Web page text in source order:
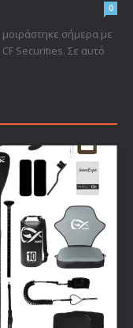
0
σήμερα με
Securities. Σε αυτό